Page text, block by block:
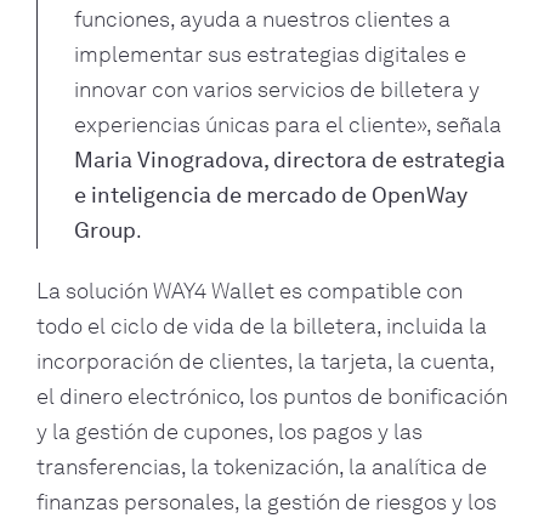
funciones, ayuda a nuestros clientes a
implementar sus estrategias digitales e
innovar con varios servicios de billetera y
experiencias únicas para el cliente», señala
Maria Vinogradova, directora de estrategia
e inteligencia de mercado de OpenWay
Group.
La solución WAY4 Wallet es compatible con
todo el ciclo de vida de la billetera, incluida la
incorporación de clientes, la tarjeta, la cuenta,
el dinero electrónico, los puntos de bonificación
y la gestión de cupones, los pagos y las
transferencias, la tokenización, la analítica de
finanzas personales, la gestión de riesgos y los